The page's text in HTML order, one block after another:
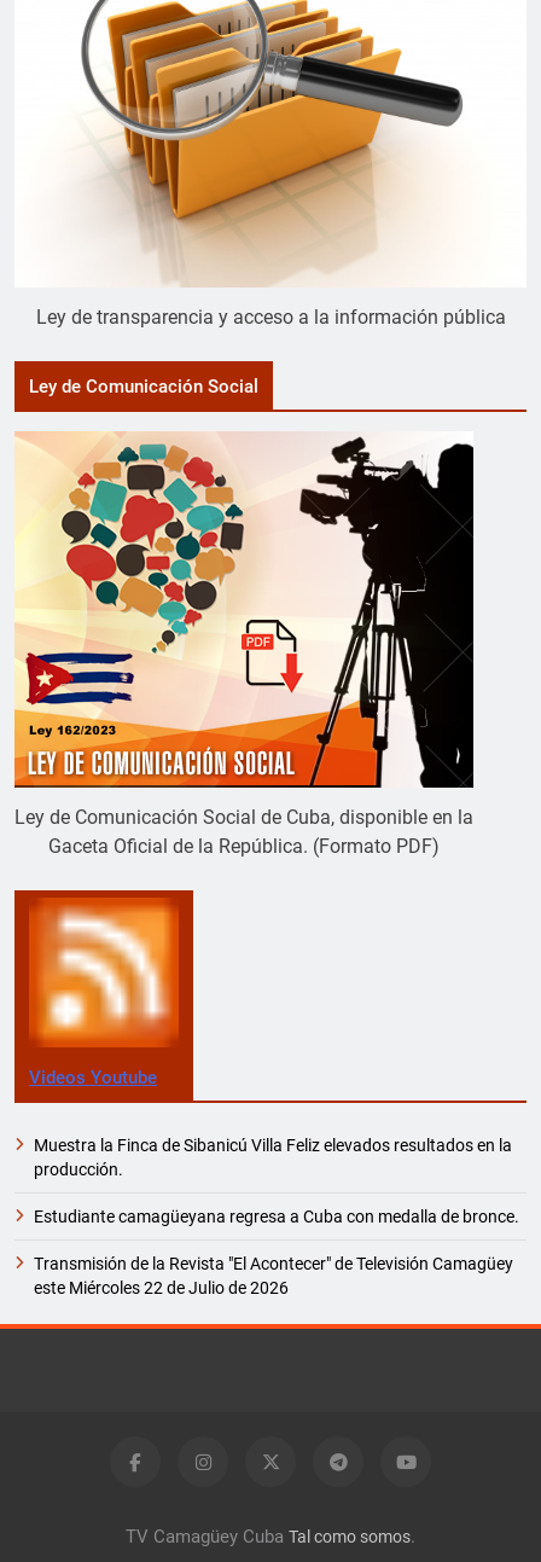
Ley de transparencia y acceso a la información pública
Ley de Comunicación Social
Ley de Comunicación Social de Cuba, disponible en la
Gaceta Oficial de la República. (Formato PDF)
Videos Youtube
Muestra la Finca de Sibanicú Villa Feliz elevados resultados en la
producción.
Estudiante camagüeyana regresa a Cuba con medalla de bronce.
Transmisión de la Revista "El Acontecer" de Televisión Camagüey
este Miércoles 22 de Julio de 2026
TV Camagüey Cuba Tal como somos.